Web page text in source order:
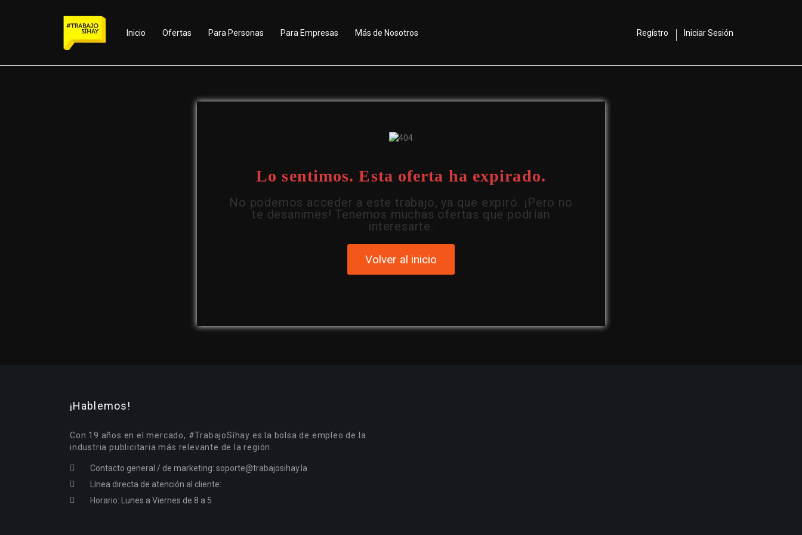
Inicio Ofertas Para Personas Para Empresas Más de Nosotros Regístro Iniciar Sesión
Lo sentimos. Esta oferta ha expirado.
No podemos acceder a este trabajo, ya que expiró. ¡Pero no
te desanimes! Tenemos muchas ofertas que podrían
interesarte.
Volver al inicio
¡Hablemos!
Con 19 años en el mercado, #TrabajoSíhay es la bolsa de empleo de la
industria publicitaria más relevante de la región.
Contacto general / de marketing: soporte@trabajosihay.la
Línea directa de atención al cliente:
Horario: Lunes a Viernes de 8 a 5